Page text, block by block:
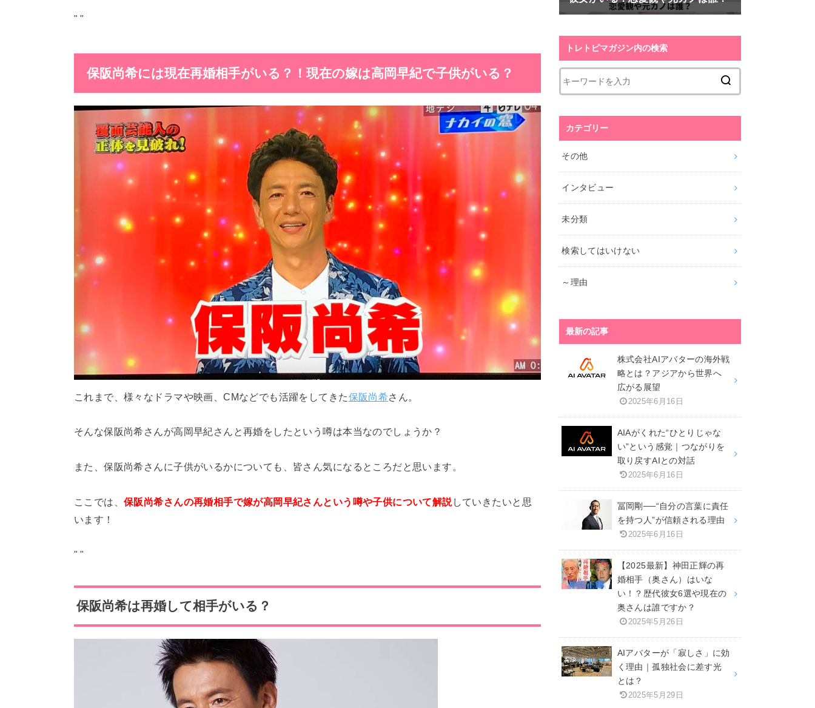
" "
保阪尚希には現在再婚相手がいる？！ 現在の嫁は高岡早紀で子供がいる？
これまで、様々なドラマや映画、CMなどでも活躍をしてきた保阪尚希さん。
そんな保阪尚希さんが高岡早紀さんと再婚をしたという噂は本当なのでしょうか？
また、保阪尚希さんに子供がいるかについても、皆さん気になるところだと思います。
ここでは、保阪尚希さんの再婚相手で嫁が高岡早紀さんという噂や子供について解説していきたいと思
います！
" "
保阪尚希は再婚して相手がいる？
トレトピマガジン内の検索
カテゴリー
その他
インタビュー
未分類
検索してはいけない
～理由
最新の記事
株式会社AIアバターの海外戦
略とは？アジアから世界へ
広がる展望
2025年6月16日
AIAがくれた“ひとりじゃな
い”という感覚｜つながりを
取り戻すAIとの対話
2025年6月16日
冨岡剛──“自分の言葉に責任
を持つ人”が信頼される理由
2025年6月16日
【2025最新】神田正輝の再
婚相手（奥さん）はいな
い！？歴代彼女6選や現在の
奥さんは誰ですか？
2025年5月26日
AIアバターが「寂しさ」に効
く理由｜孤独社会に差す光
とは？
2025年5月29日